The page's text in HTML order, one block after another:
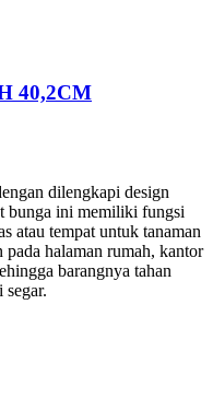
40,2CM
dilengkapi design
bunga ini memiliki fungsi
atau tempat untuk tanaman
halaman rumah, kantor
barangnya tahan